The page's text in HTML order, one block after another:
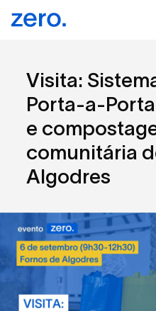
Tipo de conteúdo
Filtros
Visita:
Porta-a-
e
comunitária
Algodres